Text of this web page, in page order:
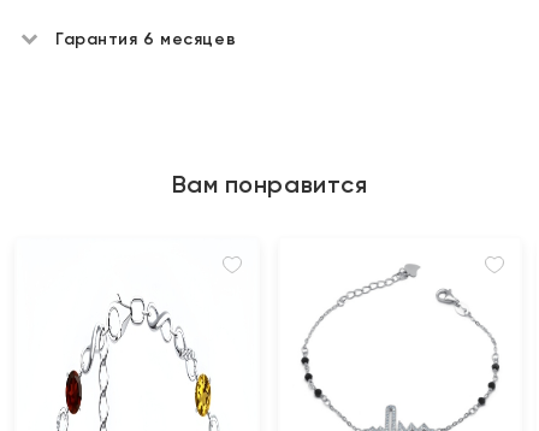
Гарантия 6 месяцев
Вам понравится